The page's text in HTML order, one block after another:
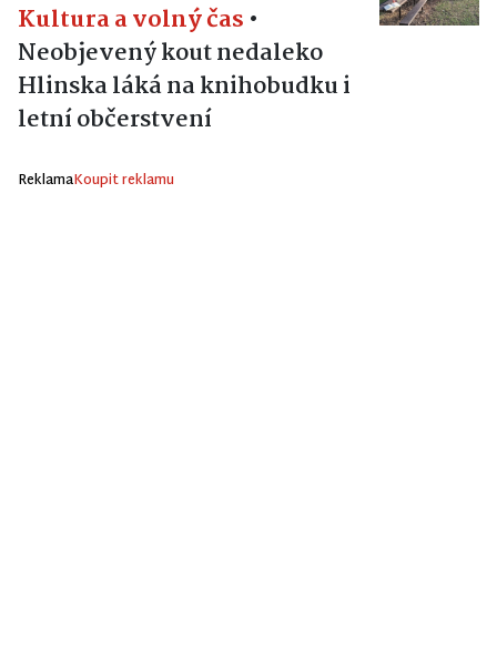
Kultura a volný čas •
Neobjevený kout nedaleko
Hlinska láká na knihobudku i
letní občerstvení
ReklamaKoupit reklamu